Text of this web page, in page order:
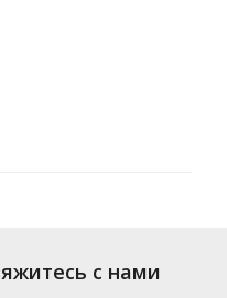
новинки. Вы можете
– партнерской
с нами